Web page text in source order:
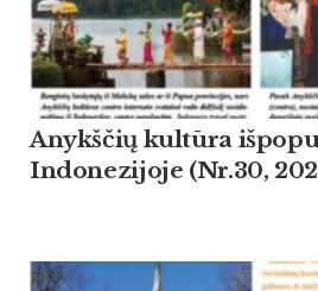
Anykščių kultūra
Indonezijoje (Nr.30,